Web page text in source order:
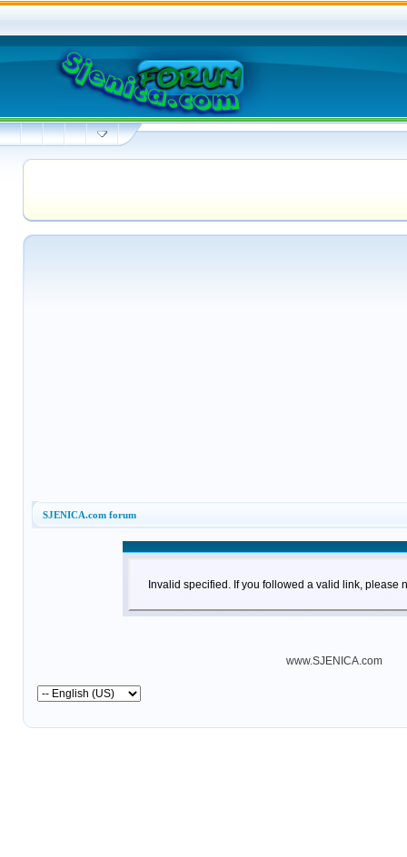
SJENICA.com forum
Invalid specified. If you followed a valid link, please
www.SJENICA.com